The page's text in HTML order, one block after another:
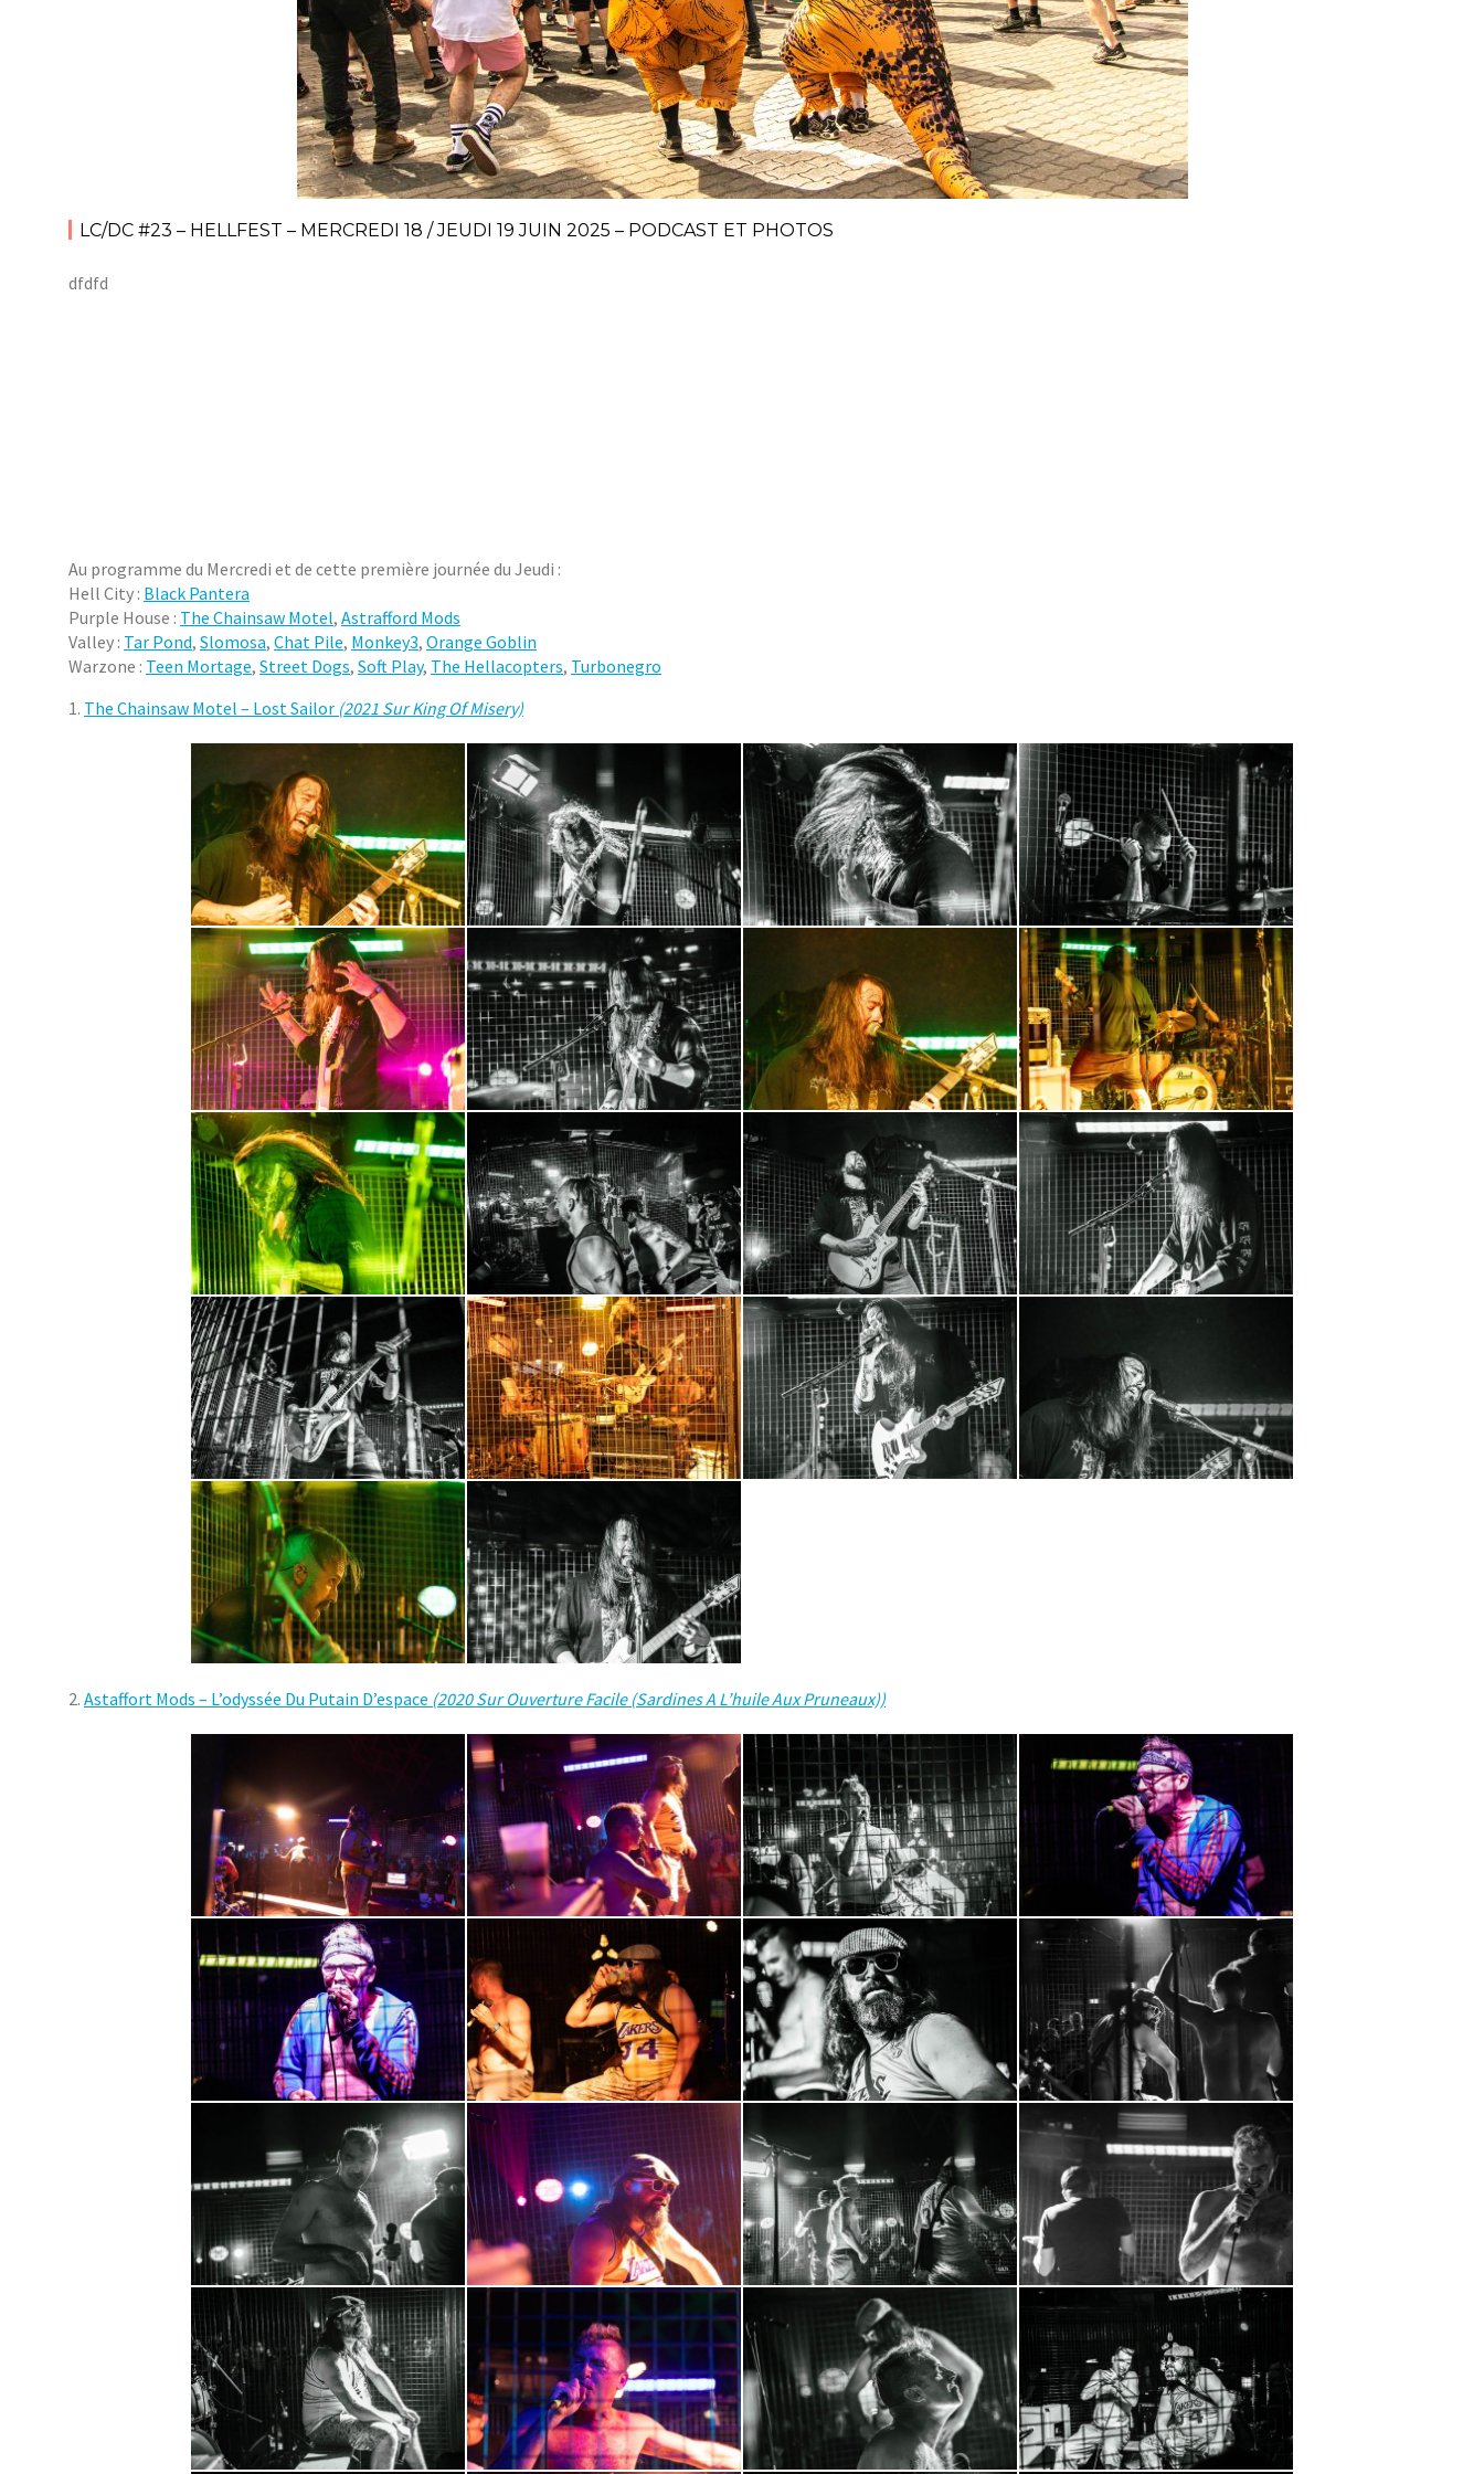
LC/DC #23 – HELLFEST – MERCREDI 18 / JEUDI 19 JUIN 2025 – PODCAST ET PHOTOS
dfdfd
Au programme du Mercredi et de cette première journée du Jeudi :
Hell City : Black Pantera
Purple House : The Chainsaw Motel, Astrafford Mods
Valley : Tar Pond, Slomosa, Chat Pile, Monkey3, Orange Goblin
Warzone : Teen Mortage, Street Dogs, Soft Play, The Hellacopters, Turbonegro
1. The Chainsaw Motel – Lost Sailor (2021 Sur King Of Misery)
2. Astaffort Mods – L’odyssée Du Putain D’espace (2020 Sur Ouverture Facile (Sardines A L’huile Aux Pruneaux))